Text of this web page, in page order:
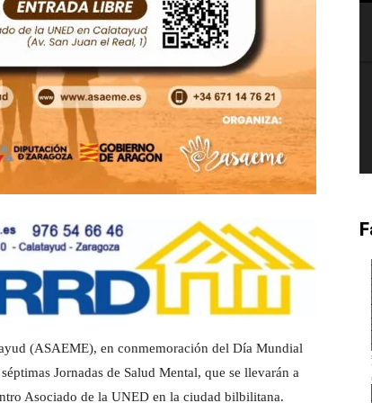
(ASAEME), en conmemoración del Día Mundial
Jornadas de Salud Mental, que se llevarán a
Asociado de la UNED en la ciudad bilbilitana.